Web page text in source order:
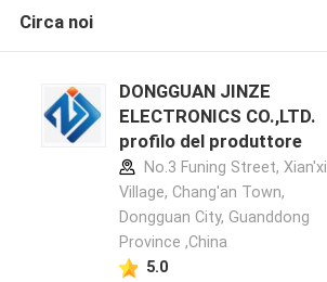
Circa noi
DONGGUAN JINZE
ELECTRONICS CO.,LTD.
profilo del produttore
No.3 Funing Street, Xian'xi
Village, Chang'an Town,
Dongguan City, Guanddong
Province ,China
5.0